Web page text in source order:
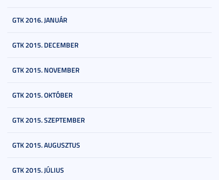
GTK 2016. JANUÁR
GTK 2015. DECEMBER
GTK 2015. NOVEMBER
GTK 2015. OKTÓBER
GTK 2015. SZEPTEMBER
GTK 2015. AUGUSZTUS
GTK 2015. JÚLIUS